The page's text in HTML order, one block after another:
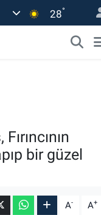
28°
bir güzel
A- A+